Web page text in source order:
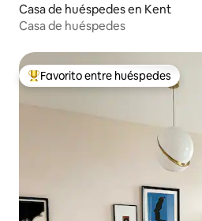
Casa de huéspedes en Kent
Casa de huéspedes
Favorito entre huéspedes preferido
Favorito entre huéspedes